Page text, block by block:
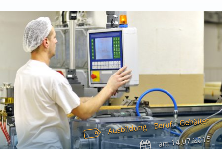
Ausbildung Beruf Gehälter
am14.07.2015